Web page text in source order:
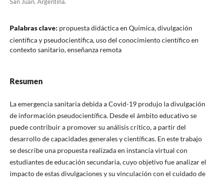
Palabras clave: propuesta didáctica en Química, divulgación
científica y pseudocientífica, uso del conocimiento científico en
contexto sanitario, enseñanza remota
Resumen
La emergencia sanitaria debida a Covid-19 produjo la divulgación
de información pseudocientífica. Desde el ámbito educativo se
puede contribuir a promover su análisis crítico, a partir del
desarrollo de capacidades generales y científicas. En este trabajo
se describe una propuesta realizada en instancia virtual con
estudiantes de educación secundaria, cuyo objetivo fue analizar el
impacto de estas divulgaciones y su vinculación con el cuidado de